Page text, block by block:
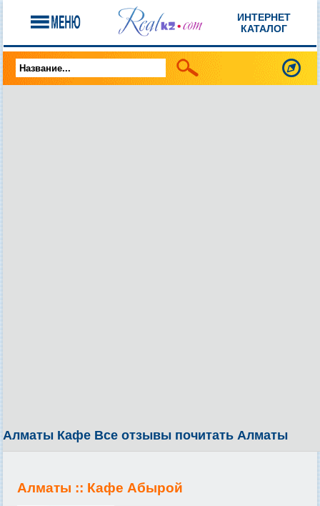
ИНТЕРНЕТ
КАТАЛОГ
Алматы Кафе Все отзывы почитать Алматы
Алматы :: Кафе Абырой